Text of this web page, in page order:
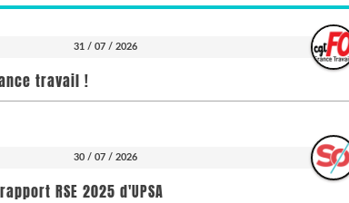
31 / 07 / 2026
travail !
30 / 07 / 2026
RSE 2025 d'UPSA